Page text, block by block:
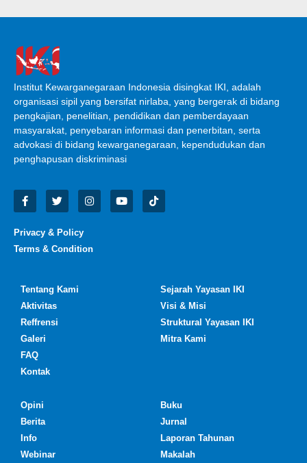
Institut Kewarganegaraan Indonesia disingkat IKI, adalah
organisasi sipil yang bersifat nirlaba, yang bergerak di bidang
pengkajian, penelitian, pendidikan dan pemberdayaan
masyarakat, penyebaran informasi dan penerbitan, serta
advokasi di bidang kewarganegaraan, kependudukan dan
penghapusan diskriminasi
Privacy & Policy
Terms & Condition
Tentang Kami
Aktivitas
Reffrensi
Galeri
FAQ
Kontak
Sejarah Yayasan IKI
Visi & Misi
Struktural Yayasan IKI
Mitra Kami
Opini
Berita
Info
Webinar
Buku
Jurnal
Laporan Tahunan
Makalah